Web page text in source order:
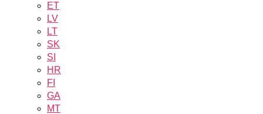
ET
LV
LT
SK
SI
HR
FI
GA
MT